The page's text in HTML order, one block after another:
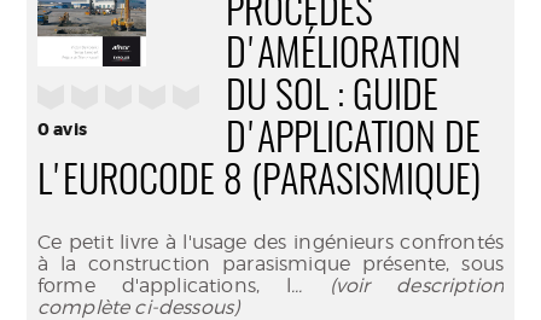
0avis
PROCÉDÉS
D'AMÉLIORATION
DU SOL : GUIDE
D'APPLICATION DE
L'EUROCODE 8 (PARASISMIQUE)
Ce petit livre à l'usage des ingénieurs confrontés
à la construction parasismique présente, sous
forme d'applications, l... (voir description
complète ci-dessous)